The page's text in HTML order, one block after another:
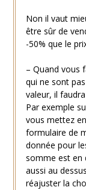
Non il vaut
être sûr de
-50% que le
– Quand vous
qui ne sont
valeur, il
Par exemple
vous mettez
formulaire de
donnée pour
somme est en
aussi au
réajuster la